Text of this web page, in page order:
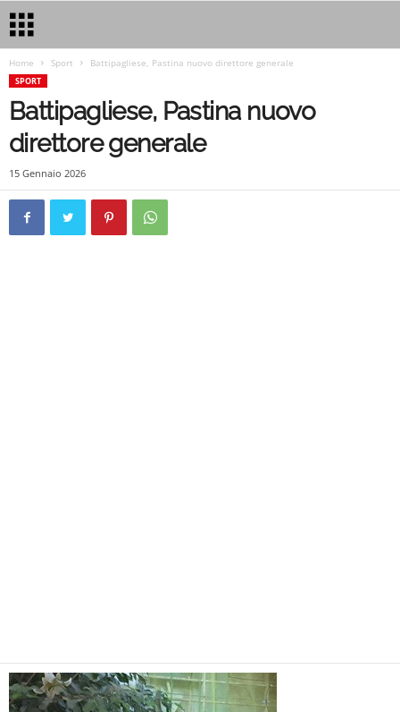
Home Sport Battipagliese, Pastina nuovo direttore generale
SPORT
Battipagliese, Pastina nuovo
direttore generale
15 Gennaio 2026